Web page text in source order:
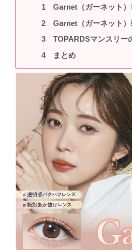
Garnet（ガーネット）
Garnet（ガーネット
TOPARDSマンスリー
まとめ